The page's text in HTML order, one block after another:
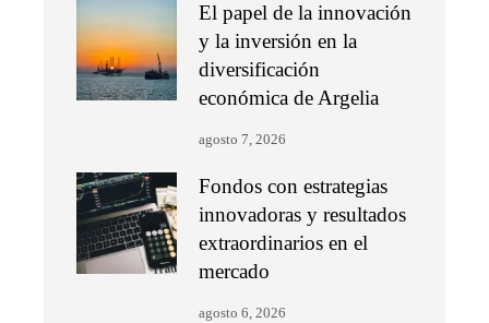
El papel de la innovación
y la inversión en la
diversificación
económica de Argelia
agosto 7, 2026
Fondos con estrategias
innovadoras y resultados
extraordinarios en el
mercado
agosto 6, 2026